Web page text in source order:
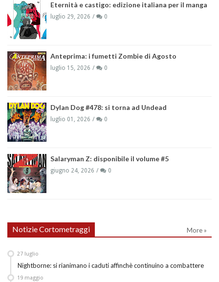
Eternità e castigo: edizione italiana per il manga
luglio 29, 2026 0
Anteprima: i fumetti Zombie di Agosto
luglio 15, 2026 0
Dylan Dog #478: si torna ad Undead
luglio 01, 2026 0
Salaryman Z: disponibile il volume #5
giugno 24, 2026 0
Notizie Cortometraggi More »
Nightborne: si rianimano i caduti affinchè continuino a combattere
27 luglio
19 maggio